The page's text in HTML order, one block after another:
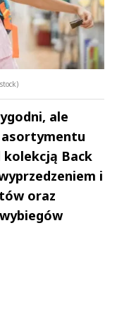
ale
kolekcją Back
i
oraz